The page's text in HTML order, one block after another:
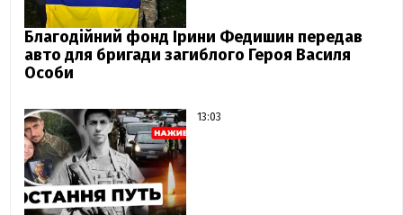
Благодійний фонд Ірини Федишин передав
авто для бригади загиблого Героя Василя
Особи
13:03